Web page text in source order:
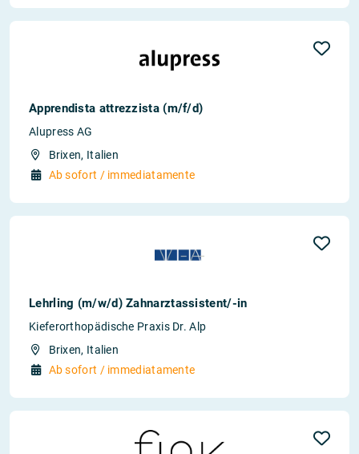
Apprendista attrezzista (m/f/d)
Alupress AG
Brixen, Italien
Ab sofort / immediatamente
Lehrling (m/w/d) Zahnarztassistent/-in
Kieferorthopädische Praxis Dr. Alp
Brixen, Italien
Ab sofort / immediatamente